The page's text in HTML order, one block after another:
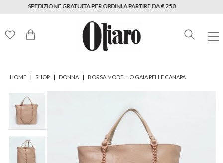
SPEDIZIONE GRATUITA PER ORDINI A PARTIRE DA € 250
HOME | SHOP | DONNA | BORSA MODELLO GAIA PELLE CANAPA